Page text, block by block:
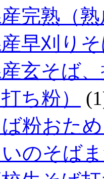
完熟（
早刈り
玄そば
ち粉）
粉おた
のそば